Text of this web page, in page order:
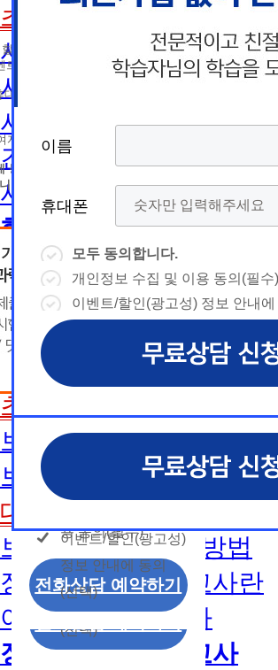
초보길잡이
사회복지사란
사회복지사2급 취득방법
사회복지사1급 취득방법
건강가정사
사회복지학사/전문학사
한국어교원
한국어교원이란
한국어교원 취득방법
해외취업전망
보육교사
초보길잡이
보육교사란
보육교사2급 취득방법
대면수업일정
보육교사1급 취득방법
장애영유아 보육교사란
아동학사/전문학사
장애영유아 보육교사
폰
* 날짜입력 키보드 사용법
- page up/down 키 = 다음달/이전
- ctrl+ 방향키 좌,우, 위, 아래 = 날
짜선택
날짜선택
날
선
예
간
상담내용(필수)
수강신청
문의
상담 희망내용 (선택)
개인정보 수집/이용
동의
개인정보 수집 및 이
용 동의(필수)
이벤트/할인(광고성)
정보 안내에 동의
(선택)
폰
* 날짜입력 키보드 사용법
- page up/down 키 = 다음달/이전
- ctrl+ 방향키 좌,우, 위, 아래 = 날
짜선택
전달
- ctrl+ 방향키 좌,우, 위, 아래 =
날짜선택
날
짜
예
상담내용(필수)
수강신청
문의
모두 동의합니다.
개인정보 수집 및 이
용 동의(필수)
이벤트/할인(광고성)
정보 안내에 동의
(선택)
전화상담 예약하기
이름
휴대폰
모두 동의합니다.
개인정보 수집 및 이용 동의(필수)
이벤트/할인(광고성) 정보 안내
◆ 개인정보 수집 · 이용 동의
1. 개인정보 수집·이용 목적
1) 무료상담 진행 및 문의 사항 응대,
제공, 상담 이력 관리 및 상담 관련 분쟁
2) 광고성 정보 수신에 별도 동
격평생교육원을 비롯한 해커스
신상품이나 이벤트, 최신 정보
는 최적의 서비스를 제공하기 위
(해커스교육그룹: 해커스인강, 해커스
커스일본어, 해커스잡, 해커스금융, 해
찰, 해커스소방, 해커스공인중개사, 해
2. (필수)이름, 휴대폰번호, 상담내용
(선택) 제출된 상담 문의 내용, 전화상
3. 개인정보 보유/이용 기간:
고는 회원탈퇴 시까지 이용 및
이름
휴대폰
모두 동의합니다.
개인정보 수집 및 이용 동의(필수)
이벤트/할인(광고성) 정보 안내
◆ 개인정보 수집 · 이용 동의
1. 개인정보 수집·이용 목적
1) 무료상담 진행 및 문의 사항 응대,
제공, 상담 이력 관리 및 상담 관련 분쟁
2) 광고성 정보 수신에 별도 동
격평생교육원을 비롯한 해커스
신상품이나 이벤트, 최신 정보
는 최적의 서비스를 제공하기 위
(해커스교육그룹: 해커스인강, 해커스
커스일본어, 해커스잡, 해커스금융, 해
찰, 해커스소방, 해커스공인중개사, 해
2. (필수)이름, 휴대폰번호, 상담내용
(선택) 제출된 상담 문의 내용, 전화상
3. 개인정보 보유/이용 기간:
고는 회원탈퇴 시까지 이용 및
이름
휴대폰
모두 동의합니다.
개인정보 수집 및 이용 동의(필수)
이벤트/할인(광고성) 정보 안내
◆ 개인정보 수집 · 이용 동의
1. 개인정보 수집·이용 목적
1) 무료상담 진행 및 문의 사항 응대,
제공, 상담 이력 관리 및 상담 관련 분쟁
2) 광고성 정보 수신에 별도 동
격평생교육원을 비롯한 해커스
신상품이나 이벤트, 최신 정보
는 최적의 서비스를 제공하기 위
(해커스교육그룹: 해커스인강, 해커스
커스일본어, 해커스잡, 해커스금융, 해
찰, 해커스소방, 해커스공인중개사, 해
2. (필수)이름, 휴대폰번호, 상담내용
(선택) 제출된 상담 문의 내용, 전화상
3. 개인정보 보유/이용 기간:
고는 회원탈퇴 시까지 이용 및
이름
휴대폰
모두 동의합니다.
개인정보 수집 및 이용 동의(필수)
이벤트/할인(광고성) 정보 안내
인혜택 제공
등 광고성 정보 제공, 통계자료 활용
폰 번호
의 해지나 개인정보 삭제요청 시까지
동의하지 않을 수 있습니다.
다.